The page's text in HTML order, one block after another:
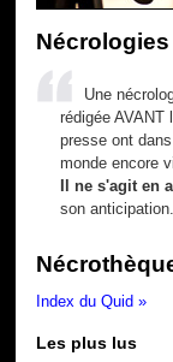
Une
rédigée
presse ont
monde encore
Il ne s'agit en
son anticipation.
Index du Quid »
Les plus lus